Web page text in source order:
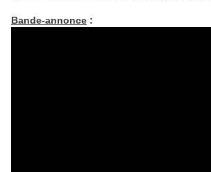
Bande-annonce :